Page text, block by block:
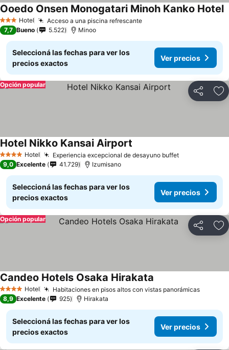
3 Estrellas
Hotel Acceso a una piscina refrescante
Ooedo Onsen Monogatari Minoh Kanko Hotel
7,7 Bueno 5.522 Minoo
Seleccioná las fechas para ver los
precios exactos
Ver precios
Compartir
Opción popular
4 EstrellasHotel Experiencia excepcional de desayuno buffet
Hotel Nikko Kansai Airport
9,0 Excelente 41.729 Izumisano
Seleccioná las fechas para ver los
precios exactos
Ver precios
Compartir
Opción popular
4 EstrellasHotel Habitaciones en pisos altos con vistas panorámicas
Candeo Hotels Osaka Hirakata
8,9 Excelente 925 Hirakata
Seleccioná las fechas para ver los
precios exactos
Ver precios